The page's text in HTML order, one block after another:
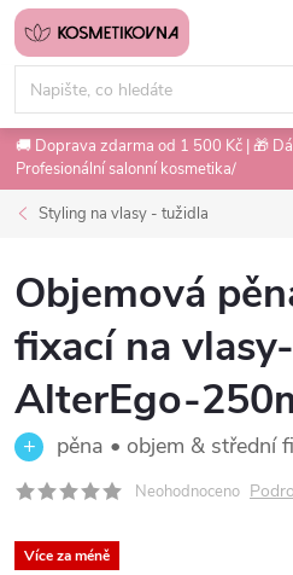
Přejít
obsah
🚚 Doprava zdarma od 1 500 Kč | 🎁
Profesionální salonní kosmetika/
Styling na vlasy - tužidla
Objemová
fixací na
AlterEgo-
pěna • objem & střední
Neohodnoceno
Více za méně